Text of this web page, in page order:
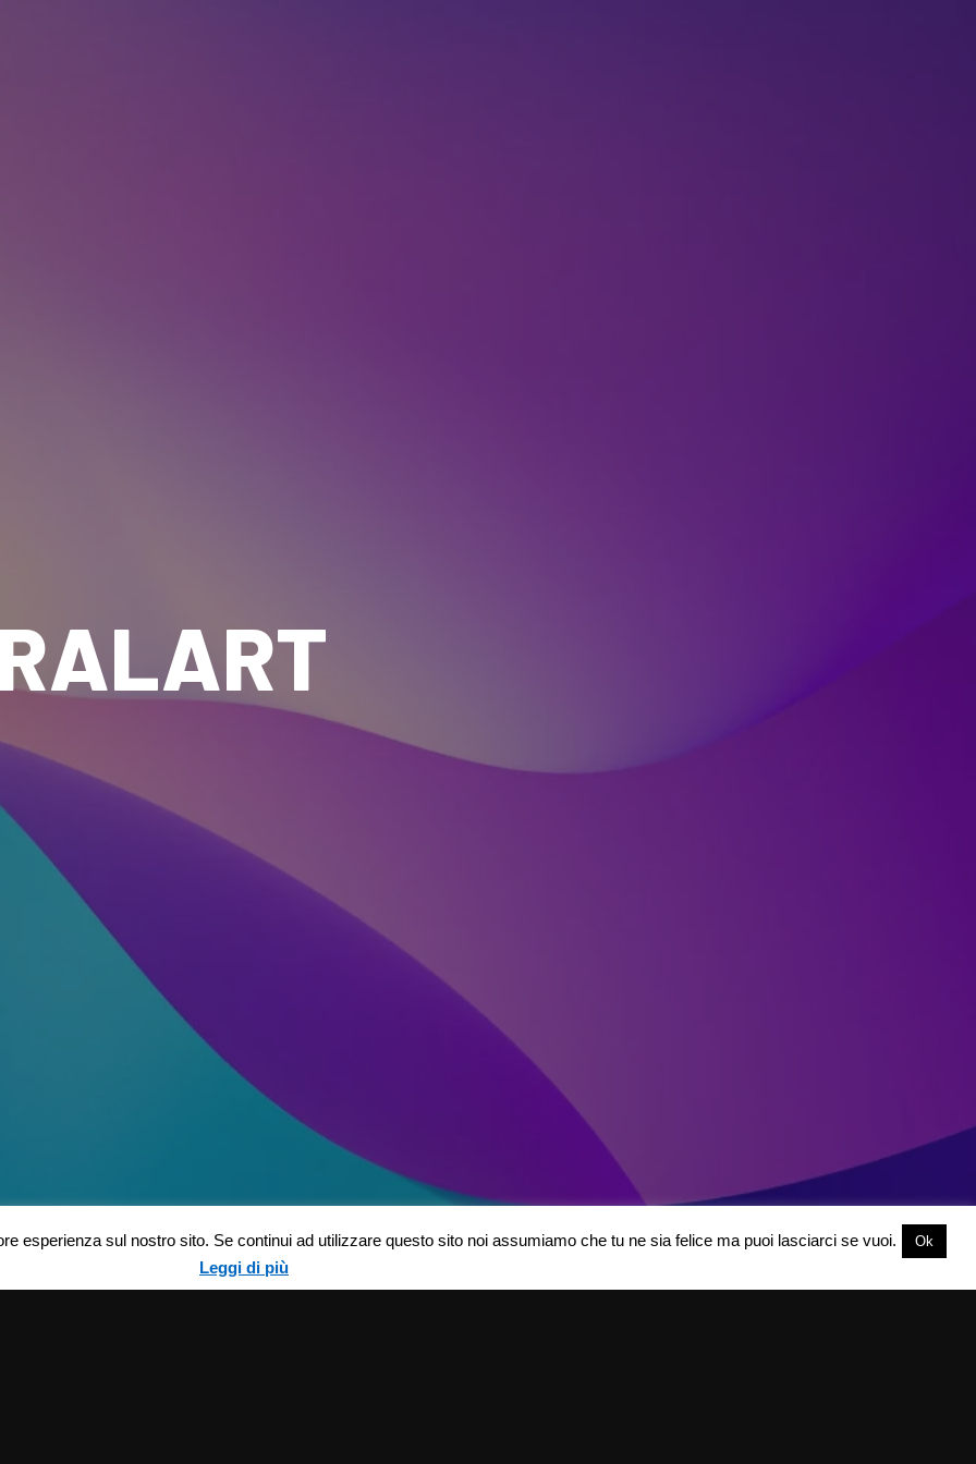
esperienza sul nostro sito. Se continui ad utilizzare questo sito noi assumiamo che tu ne sia felice ma puoi lasciarci se vuoi. Ok
Leggi di più